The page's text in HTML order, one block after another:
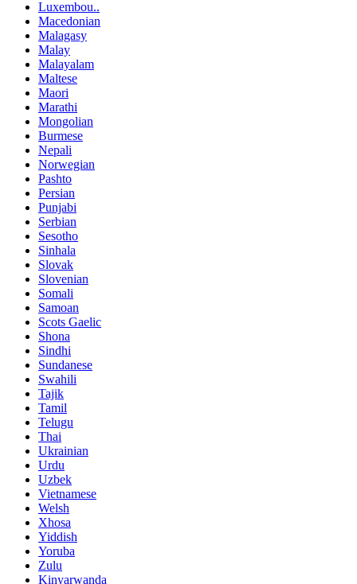
Luxembou..
Macedonian
Malagasy
Malay
Malayalam
Maltese
Maori
Marathi
Mongolian
Burmese
Nepali
Norwegian
Pashto
Persian
Punjabi
Serbian
Sesotho
Sinhala
Slovak
Slovenian
Somali
Samoan
Scots Gaelic
Shona
Sindhi
Sundanese
Swahili
Tajik
Tamil
Telugu
Thai
Ukrainian
Urdu
Uzbek
Vietnamese
Welsh
Xhosa
Yiddish
Yoruba
Zulu
Kinyarwanda